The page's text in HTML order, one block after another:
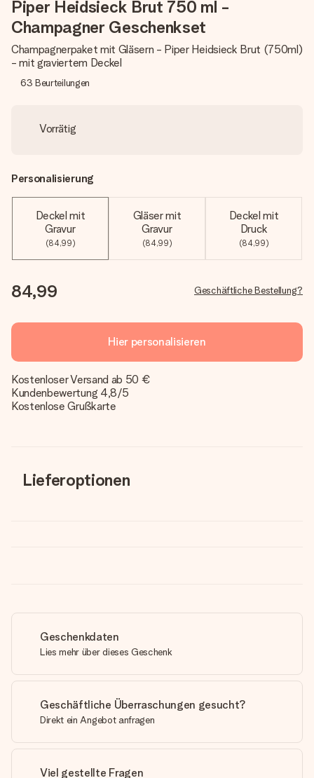
Piper Heidsieck Brut 750 ml -
Champagner Geschenkset
Champagnerpaket mit Gläsern - Piper Heidsieck Brut (750ml)
- mit graviertem Deckel
63 Beurteilungen
Vorrätig
Personalisierung
Deckel mit
Gravur
(84,99)
Gläser mit
Gravur
(84,99)
Deckel mit
Druck
(84,99)
84,99 Geschäftliche Bestellung?
Hier personalisieren
Kostenloser Versand ab 50 €
Kundenbewertung 4,8/5
Kostenlose Grußkarte
Lieferoptionen
Geschenkdaten
Lies mehr über dieses Geschenk
Geschäftliche Überraschungen gesucht?
Direkt ein Angebot anfragen
Viel gestellte Fragen